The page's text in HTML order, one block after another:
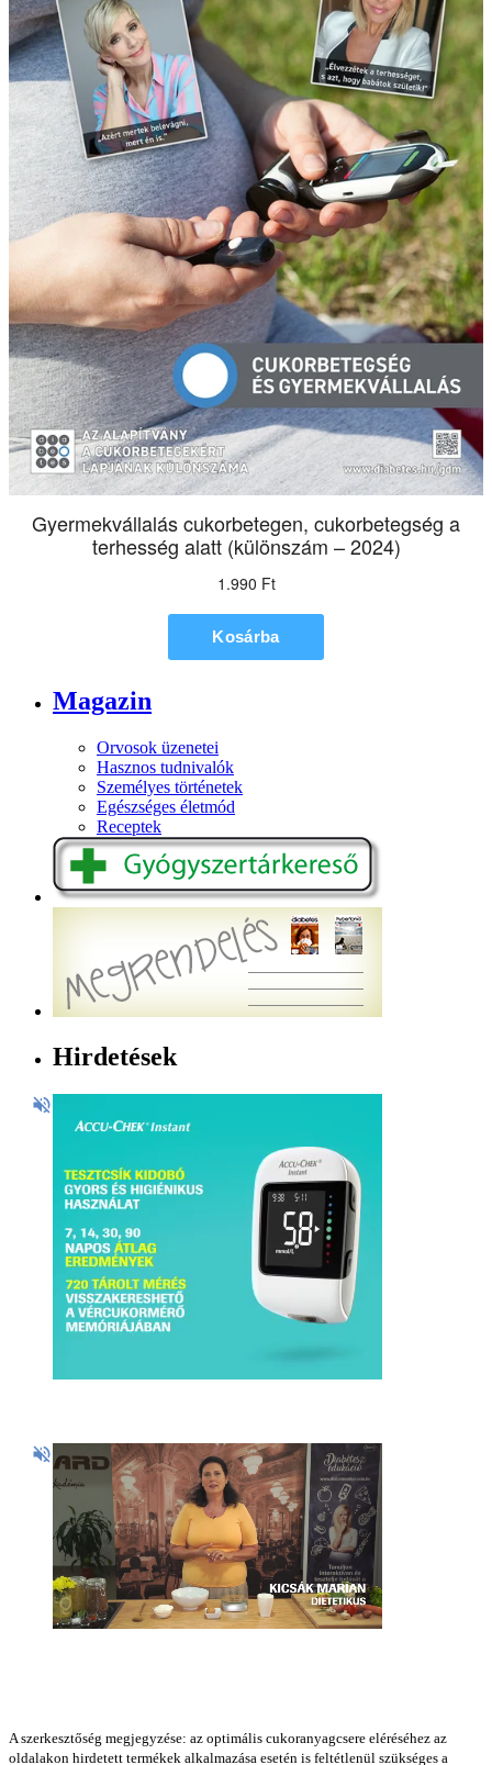
Magazin
Orvosok üzenetei
Hasznos tudnivalók
Személyes történetek
Egészséges életmód
Receptek
Hirdetések
A szerkesztőség megjegyzése: az optimális cukoranyagcsere eléréséhez az
oldalakon hirdetett termékek alkalmazása esetén is feltétlenül szükséges a